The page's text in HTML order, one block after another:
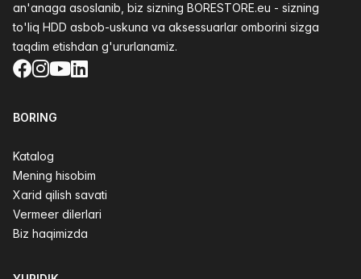
an'anaga asoslanib, biz sizning BORESTORE.eu - sizning
to'liq HDD asbob-uskuna va aksessuarlar omborini sizga
taqdim etishdan g'ururlanamiz.
Facebook
Instagram
YouTube
LinkedIn
BORING
Katalog
Mening hisobim
Xarid qilish savati
Vermeer dilerlari
Biz haqimizda